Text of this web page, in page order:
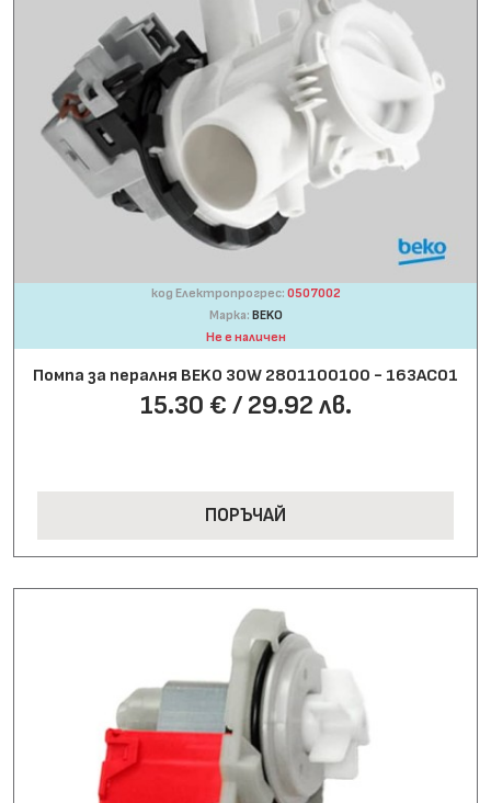
код Електропрогрес: 0507002
Марка: BEKO
Не е наличен
Помпа за пералня BEKO 30W 2801100100 - 163AC01
15.30 € / 29.92 лв.
ПОРЪЧАЙ